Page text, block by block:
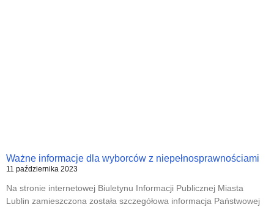
Ważne informacje dla wyborców z niepełnosprawnościami
11 października 2023
Na stronie internetowej Biuletynu Informacji Publicznej Miasta
Lublin zamieszczona została szczegółowa informacja Państwowej